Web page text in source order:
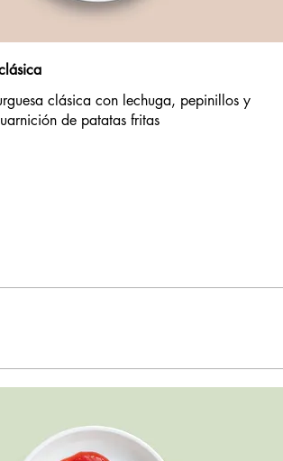
clásica con lechuga, pepinillos y
de patatas fritas